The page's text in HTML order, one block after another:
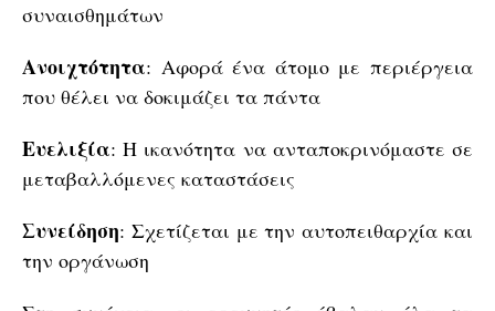
συναισθημάτων
Ανοιχτότητα: Αφορά ένα άτομο με περιέργεια
που θέλει να δοκιμάζει τα πάντα
Ευελιξία: Η ικανότητα να ανταποκρινόμαστε σε
μεταβαλλόμενες καταστάσεις
Συνείδηση: Σχετίζεται με την αυτοπειθαρχία και
την οργάνωση